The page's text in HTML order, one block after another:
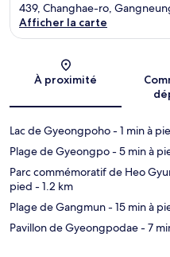
439, Changhae-ro,
Afficher la carte
À proximité
Lac de Gyeongpoho- 1 min à
Plage de Gyeongpo- 5 min à
Parc commémoratif de Heo
pied - 1.2 km
Plage de Gangmun- 15 min à
Pavillon de Gyeongpodae- 7